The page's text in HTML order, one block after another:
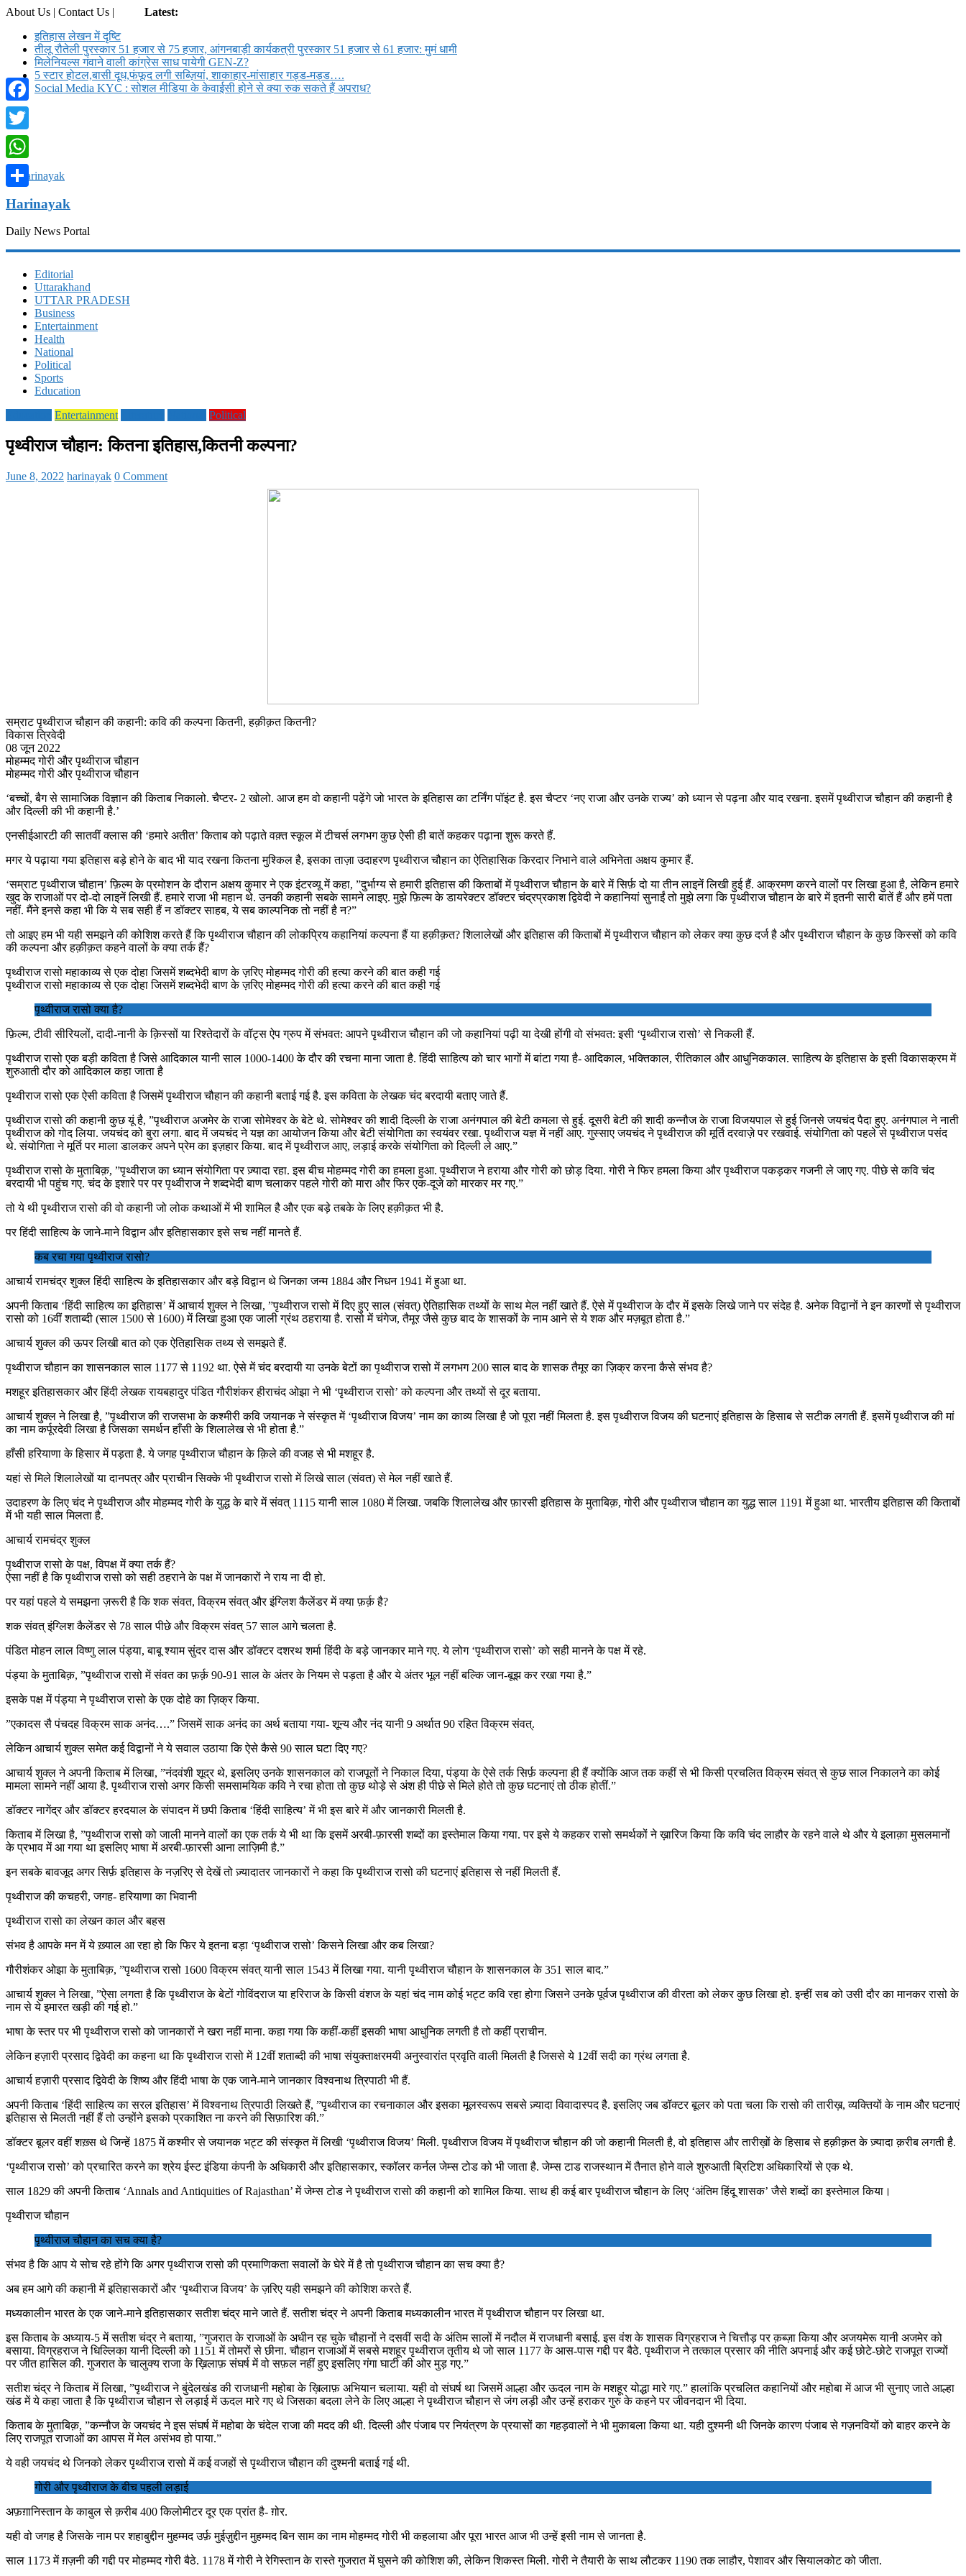
About Us | Contact Us |
Latest:
इतिहास लेखन में दृष्टि
तीलू रौतेली पुरस्कार 51 हजार से 75 हजार, आंगनबाड़ी कार्यकत्री पुरस्कार 51 हजार से 61 हजार: मुमं धामी
मिलेनियल्स गंवाने वाली कांग्रेस साध पायेगी GEN-Z?
5 स्टार होटल,बासी दूध,फंफूद लगी सब्ज़ियां, शाकाहार-मांसाहार गड्ड-मड्ड….
Social Media KYC : सोशल मीडिया के केवाईसी होने से क्या रुक सकते हैं अपराध?
Harinayak
Daily News Portal
Editorial
Uttarakhand
UTTAR PRADESH
Business
Entertainment
Health
National
Political
Sports
Education
Entertainment Political
पृथ्वीराज चौहान: कितना इतिहास,कितनी कल्पना?
June 8, 2022 harinayak 0 Comment
सम्राट पृथ्वीराज चौहान की कहानी: कवि की कल्पना कितनी, हक़ीक़त कितनी?
विकास त्रिवेदी
08 जून 2022
मोहम्मद गोरी और पृथ्वीराज चौहान
मोहम्मद गोरी और पृथ्वीराज चौहान
‘बच्चों, बैग से सामाजिक विज्ञान की किताब निकालो. चैप्टर- 2 खोलो. आज हम वो कहानी पढ़ेंगे जो भारत के इतिहास का टर्निंग पॉइंट है. इस चैप्टर ‘नए राजा और उनके राज्य’ को ध्यान से पढ़ना और याद रखना. इसमें पृथ्वीराज चौहान की कहानी है
और दिल्ली की भी कहानी है.’
एनसीईआरटी की सातवीं क्लास की ‘हमारे अतीत’ किताब को पढ़ाते वक़्त स्कूल में टीचर्स लगभग कुछ ऐसी ही बातें कहकर पढ़ाना शुरू करते हैं.
मगर ये पढ़ाया गया इतिहास बड़े होने के बाद भी याद रखना कितना मुश्किल है, इसका ताज़ा उदाहरण पृथ्वीराज चौहान का ऐतिहासिक किरदार निभाने वाले अभिनेता अक्षय कुमार हैं.
‘सम्राट पृथ्वीराज चौहान’ फ़िल्म के प्रमोशन के दौरान अक्षय कुमार ने एक इंटरव्यू में कहा, ”दुर्भाग्य से हमारी इतिहास की किताबों में पृथ्वीराज चौहान के बारे में सिर्फ़ दो या तीन लाइनें लिखी हुई हैं. आक्रमण करने वालों पर लिखा हुआ है, लेकिन हमारे
खुद के राजाओं पर दो-दो लाइनें लिखी हैं. हमारे राजा भी महान थे. उनकी कहानी सबके सामने लाइए. मुझे फ़िल्म के डायरेक्टर डॉक्टर चंद्रप्रकाश द्विवेदी ने कहानियां सुनाईं तो मुझे लगा कि पृथ्वीराज चौहान के बारे में इतनी सारी बातें हैं और हमें पता
नहीं. मैंने इनसे कहा भी कि ये सब सही हैं न डॉक्टर साहब, ये सब काल्पनिक तो नहीं है न?”
तो आइए हम भी यही समझने की कोशिश करते हैं कि पृथ्वीराज चौहान की लोकप्रिय कहानियां कल्पना हैं या हक़ीक़त? शिलालेखों और इतिहास की किताबों में पृथ्वीराज चौहान को लेकर क्या कुछ दर्ज है और पृथ्वीराज चौहान के कुछ किस्सों को कवि
की कल्पना और हक़ीक़त कहने वालों के क्या तर्क हैं?
पृथ्वीराज रासो महाकाव्य से एक दोहा जिसमें शब्दभेदी बाण के ज़रिए मोहम्मद गोरी की हत्या करने की बात कही गई
पृथ्वीराज रासो महाकाव्य से एक दोहा जिसमें शब्दभेदी बाण के ज़रिए मोहम्मद गोरी की हत्या करने की बात कही गई
पृथ्वीराज रासो क्या है?
फ़िल्म, टीवी सीरियलों, दादी-नानी के क़िस्सों या रिश्तेदारों के वॉट्स ऐप ग्रुप में संभवत: आपने पृथ्वीराज चौहान की जो कहानियां पढ़ी या देखी होंगी वो संभवत: इसी ‘पृथ्वीराज रासो’ से निकली हैं.
पृथ्वीराज रासो एक बड़ी कविता है जिसे आदिकाल यानी साल 1000-1400 के दौर की रचना माना जाता है. हिंदी साहित्य को चार भागों में बांटा गया है- आदिकाल, भक्तिकाल, रीतिकाल और आधुनिककाल. साहित्य के इतिहास के इसी विकासक्रम में
शुरुआती दौर को आदिकाल कहा जाता है
पृथ्वीराज रासो एक ऐसी कविता है जिसमें पृथ्वीराज चौहान की कहानी बताई गई है. इस कविता के लेखक चंद बरदायी बताए जाते हैं.
पृथ्वीराज रासो की कहानी कुछ यूं है, ”पृथ्वीराज अजमेर के राजा सोमेश्वर के बेटे थे. सोमेश्वर की शादी दिल्ली के राजा अनंगपाल की बेटी कमला से हुई. दूसरी बेटी की शादी कन्नौज के राजा विजयपाल से हुई जिनसे जयचंद पैदा हुए. अनंगपाल ने नाती
पृथ्वीराज को गोद लिया. जयचंद को बुरा लगा. बाद में जयचंद ने यज्ञ का आयोजन किया और बेटी संयोगिता का स्वयंवर रखा. पृथ्वीराज यज्ञ में नहीं आए. गुस्साए जयचंद ने पृथ्वीराज की मूर्ति दरवाज़े पर रखवाई. संयोगिता को पहले से पृथ्वीराज पसंद
थे. संयोगिता ने मूर्ति पर माला डालकर अपने प्रेम का इज़हार किया. बाद में पृथ्वीराज आए, लड़ाई करके संयोगिता को दिल्ली ले आए.”
पृथ्वीराज रासो के मुताबिक़, ”पृथ्वीराज का ध्यान संयोगिता पर ज़्यादा रहा. इस बीच मोहम्मद गोरी का हमला हुआ. पृथ्वीराज ने हराया और गोरी को छोड़ दिया. गोरी ने फिर हमला किया और पृथ्वीराज पकड़कर गजनी ले जाए गए. पीछे से कवि चंद
बरदायी भी पहुंच गए. चंद के इशारे पर पर पृथ्वीराज ने शब्दभेदी बाण चलाकर पहले गोरी को मारा और फिर एक-दूजे को मारकर मर गए.”
तो ये थी पृथ्वीराज रासो की वो कहानी जो लोक कथाओं में भी शामिल है और एक बड़े तबके के लिए हक़ीक़त भी है.
पर हिंदी साहित्य के जाने-माने विद्वान और इतिहासकार इसे सच नहीं मानते हैं.
कब रचा गया पृथ्वीराज रासो?
आचार्य रामचंद्र शुक्ल हिंदी साहित्य के इतिहासकार और बड़े विद्वान थे जिनका जन्म 1884 और निधन 1941 में हुआ था.
अपनी किताब ‘हिंदी साहित्य का इतिहास’ में आचार्य शुक्ल ने लिखा, ”पृथ्वीराज रासो में दिए हुए साल (संवत्) ऐतिहासिक तथ्यों के साथ मेल नहीं खाते हैं. ऐसे में पृथ्वीराज के दौर में इसके लिखे जाने पर संदेह है. अनेक विद्वानों ने इन कारणों से पृथ्वीराज
रासो को 16वीं शताब्दी (साल 1500 से 1600) में लिखा हुआ एक जाली ग्रंथ ठहराया है. रासो में चंगेज, तैमूर जैसे कुछ बाद के शासकों के नाम आने से ये शक और मज़बूत होता है.”
आचार्य शुक्ल की ऊपर लिखी बात को एक ऐतिहासिक तथ्य से समझते हैं.
पृथ्वीराज चौहान का शासनकाल साल 1177 से 1192 था. ऐसे में चंद बरदायी या उनके बेटों का पृथ्वीराज रासो में लगभग 200 साल बाद के शासक तैमूर का ज़िक्र करना कैसे संभव है?
मशहूर इतिहासकार और हिंदी लेखक रायबहादुर पंडित गौरीशंकर हीराचंद ओझा ने भी ‘पृथ्वीराज रासो’ को कल्पना और तथ्यों से दूर बताया.
आचार्य शुक्ल ने लिखा है, ”पृथ्वीराज की राजसभा के कश्मीरी कवि जयानक ने संस्कृत में ‘पृथ्वीराज विजय’ नाम का काव्य लिखा है जो पूरा नहीं मिलता है. इस पृथ्वीराज विजय की घटनाएं इतिहास के हिसाब से सटीक लगती हैं. इसमें पृथ्वीराज की मां
का नाम कर्पूरदेवी लिखा है जिसका समर्थन हाँसी के शिलालेख से भी होता है.”
हाँसी हरियाणा के हिसार में पड़ता है. ये जगह पृथ्वीराज चौहान के क़िले की वजह से भी मशहूर है.
यहां से मिले शिलालेखों या दानपत्र और प्राचीन सिक्के भी पृथ्वीराज रासो में लिखे साल (संवत) से मेल नहीं खाते हैं.
उदाहरण के लिए चंद ने पृथ्वीराज और मोहम्मद गोरी के युद्ध के बारे में संवत् 1115 यानी साल 1080 में लिखा. जबकि शिलालेख और फ़ारसी इतिहास के मुताबिक़, गोरी और पृथ्वीराज चौहान का युद्ध साल 1191 में हुआ था. भारतीय इतिहास की किताबों
में भी यही साल मिलता है.
आचार्य रामचंद्र शुक्ल
पृथ्वीराज रासो के पक्ष, विपक्ष में क्या तर्क हैं?
ऐसा नहीं है कि पृथ्वीराज रासो को सही ठहराने के पक्ष में जानकारों ने राय ना दी हो.
पर यहां पहले ये समझना ज़रूरी है कि शक संवत, विक्रम संवत् और इंग्लिश कैलेंडर में क्या फ़र्क़ है?
शक संवत् इंग्लिश कैलेंडर से 78 साल पीछे और विक्रम संवत् 57 साल आगे चलता है.
पंडित मोहन लाल विष्णु लाल पंड्या, बाबू श्याम सुंदर दास और डॉक्टर दशरथ शर्मा हिंदी के बड़े जानकार माने गए. ये लोग ‘पृथ्वीराज रासो’ को सही मानने के पक्ष में रहे.
पंड्या के मुताबिक़, ”पृथ्वीराज रासो में संवत का फ़र्क़ 90-91 साल के अंतर के नियम से पड़ता है और ये अंतर भूल नहीं बल्कि जान-बूझ कर रखा गया है.”
इसके पक्ष में पंड्या ने पृथ्वीराज रासो के एक दोहे का ज़िक्र किया.
”एकादस सै पंचदह विक्रम साक अनंद….” जिसमें साक अनंद का अर्थ बताया गया- शून्य और नंद यानी 9 अर्थात 90 रहित विक्रम संवत्.
लेकिन आचार्य शुक्ल समेत कई विद्वानों ने ये सवाल उठाया कि ऐसे कैसे 90 साल घटा दिए गए?
आचार्य शुक्ल ने अपनी किताब में लिखा, ”नंदवंशी शूद्र थे, इसलिए उनके शासनकाल को राजपूतों ने निकाल दिया, पंड्या के ऐसे तर्क सिर्फ़ कल्पना ही हैं क्योंकि आज तक कहीं से भी किसी प्रचलित विक्रम संवत् से कुछ साल निकालने का कोई
मामला सामने नहीं आया है. पृथ्वीराज रासो अगर किसी समसामयिक कवि ने रचा होता तो कुछ थोड़े से अंश ही पीछे से मिले होते तो कुछ घटनाएं तो ठीक होतीं.”
डॉक्टर नागेंद्र और डॉक्टर हरदयाल के संपादन में छपी किताब ‘हिंदी साहित्य’ में भी इस बारे में और जानकारी मिलती है.
किताब में लिखा है, ”पृथ्वीराज रासो को जाली मानने वालों का एक तर्क ये भी था कि इसमें अरबी-फ़ारसी शब्दों का इस्तेमाल किया गया. पर इसे ये कहकर रासो समर्थकों ने ख़ारिज किया कि कवि चंद लाहौर के रहने वाले थे और ये इलाक़ा मुसलमानों
के प्रभाव में आ गया था इसलिए भाषा में अरबी-फ़ारसी आना लाज़िमी है.”
इन सबके बावजूद अगर सिर्फ़ इतिहास के नज़रिए से देखें तो ज़्यादातर जानकारों ने कहा कि पृथ्वीराज रासो की घटनाएं इतिहास से नहीं मिलती हैं.
पृथ्वीराज की कचहरी, जगह- हरियाणा का भिवानी
पृथ्वीराज रासो का लेखन काल और बहस
संभव है आपके मन में ये ख़्याल आ रहा हो कि फिर ये इतना बड़ा ‘पृथ्वीराज रासो’ किसने लिखा और कब लिखा?
गौरीशंकर ओझा के मुताबिक़, ”पृथ्वीराज रासो 1600 विक्रम संवत् यानी साल 1543 में लिखा गया. यानी पृथ्वीराज चौहान के शासनकाल के 351 साल बाद.”
आचार्य शुक्ल ने लिखा, ”ऐसा लगता है कि पृथ्वीराज के बेटों गोविंदराज या हरिराज के किसी वंशज के यहां चंद नाम कोई भट्ट कवि रहा होगा जिसने उनके पूर्वज पृथ्वीराज की वीरता को लेकर कुछ लिखा हो. इन्हीं सब को उसी दौर का मानकर रासो के
नाम से ये इमारत खड़ी की गई हो.”
भाषा के स्तर पर भी पृथ्वीराज रासो को जानकारों ने खरा नहीं माना. कहा गया कि कहीं-कहीं इसकी भाषा आधुनिक लगती है तो कहीं प्राचीन.
लेकिन हज़ारी प्रसाद द्विवेदी का कहना था कि पृथ्वीराज रासो में 12वीं शताब्दी की भाषा संयुक्ताक्षरमयी अनुस्वारांत प्रवृति वाली मिलती है जिससे ये 12वीं सदी का ग्रंथ लगता है.
आचार्य हज़ारी प्रसाद द्विवेदी के शिष्य और हिंदी भाषा के एक जाने-माने जानकार विश्वनाथ त्रिपाठी भी हैं.
अपनी किताब ‘हिंदी साहित्य का सरल इतिहास’ में विश्वनाथ त्रिपाठी लिखते हैं, ”पृथ्वीराज का रचनाकाल और इसका मूलस्वरूप सबसे ज़्यादा विवादास्पद है. इसलिए जब डॉक्टर बूलर को पता चला कि रासो की तारीख़, व्यक्तियों के नाम और घटनाएं
इतिहास से मिलती नहीं हैं तो उन्होंने इसको प्रकाशित ना करने की सिफ़ारिश की.”
डॉक्टर बूलर वहीं शख़्स थे जिन्हें 1875 में कश्मीर से जयानक भट्ट की संस्कृत में लिखी ‘पृथ्वीराज विजय’ मिली. पृथ्वीराज विजय में पृथ्वीराज चौहान की जो कहानी मिलती है, वो इतिहास और तारीख़ों के हिसाब से हक़ीक़त के ज़्यादा क़रीब लगती है.
‘पृथ्वीराज रासो’ को प्रचारित करने का श्रेय ईस्ट इंडिया कंपनी के अधिकारी और इतिहासकार, स्कॉलर कर्नल जेम्स टोड को भी जाता है. जेम्स टाड राजस्थान में तैनात होने वाले शुरुआती ब्रिटिश अधिकारियों से एक थे.
साल 1829 की अपनी किताब ‘Annals and Antiquities of Rajasthan’ में जेम्स टोड ने पृथ्वीराज रासो की कहानी को शामिल किया. साथ ही कई बार पृथ्वीराज चौहान के लिए ‘अंतिम हिंदू शासक’ जैसे शब्दों का इस्तेमाल किया।
पृथ्वीराज चौहान
पृथ्वीराज चौहान का सच क्या है?
संभव है कि आप ये सोच रहे होंगे कि अगर पृथ्वीराज रासो की प्रमाणिकता सवालों के घेरे में है तो पृथ्वीराज चौहान का सच क्या है?
अब हम आगे की कहानी में इतिहासकारों और ‘पृथ्वीराज विजय’ के ज़रिए यही समझने की कोशिश करते हैं.
मध्यकालीन भारत के एक जाने-माने इतिहासकार सतीश चंद्र माने जाते हैं. सतीश चंद्र ने अपनी किताब मध्यकालीन भारत में पृथ्वीराज चौहान पर लिखा था.
इस किताब के अध्याय-5 में सतीश चंद्र ने बताया, ”गुजरात के राजाओं के अधीन रह चुके चौहानों ने दसवीं सदी के अंतिम सालों में नदौल में राजधानी बसाई. इस वंश के शासक विग्रहराज ने चित्तौड़ पर क़ब्ज़ा किया और अजयमेरू यानी अजमेर को
बसाया. विग्रहराज ने धिल्लिका यानी दिल्ली को 1151 में तोमरों से छीना. चौहान राजाओं में सबसे मशहूर पृथ्वीराज तृतीय थे जो साल 1177 के आस-पास गद्दी पर बैठे. पृथ्वीराज ने तत्काल प्रसार की नीति अपनाई और कई छोटे-छोटे राजपूत राज्यों
पर जीत हासिल की. गुजरात के चालुक्य राजा के ख़िलाफ़ संघर्ष में वो सफ़ल नहीं हुए इसलिए गंगा घाटी की ओर मुड़ गए.”
सतीश चंद्र ने किताब में लिखा, ”पृथ्वीराज ने बुंदेलखंड की राजधानी महोबा के ख़िलाफ़ अभियान चलाया. यही वो संघर्ष था जिसमें आल्हा और ऊदल नाम के मशहूर योद्धा मारे गए.” हालांकि प्रचलित कहानियों और महोबा में आज भी सुनाए जाते आल्हा
खंड में ये कहा जाता है कि पृथ्वीराज चौहान से लड़ाई में ऊदल मारे गए थे जिसका बदला लेने के लिए आल्हा ने पृथ्वीराज चौहान से जंग लड़ी और उन्हें हराकर गुरु के कहने पर जीवनदान भी दिया.
किताब के मुताबिक़, ”कन्नौज के जयचंद ने इस संघर्ष में महोबा के चंदेल राजा की मदद की थी. दिल्ली और पंजाब पर नियंत्रण के प्रयासों का गहड़वालों ने भी मुकाबला किया था. यही दुश्मनी थी जिनके कारण पंजाब से गज़नवियों को बाहर करने के
लिए राजपूत राजाओं का आपस में मेल असंभव हो पाया.”
ये वही जयचंद थे जिनको लेकर पृथ्वीराज रासो में कई वजहों से पृथ्वीराज चौहान की दुश्मनी बताई गई थी.
गोरी और पृथ्वीराज के बीच पहली लड़ाई
अफ़ग़ानिस्तान के काबुल से क़रीब 400 किलोमीटर दूर एक प्रांत है- ग़ोर.
यही वो जगह है जिसके नाम पर शहाबुद्दीन मुहम्मद उर्फ़ मुईज़ुद्दीन मुहम्मद बिन साम का नाम मोहम्मद गोरी भी कहलाया और पूरा भारत आज भी उन्हें इसी नाम से जानता है.
साल 1173 में ग़ज़नी की गद्दी पर मोहम्मद गोरी बैठे. 1178 में गोरी ने रेगिस्तान के रास्ते गुजरात में घुसने की कोशिश की, लेकिन शिकस्त मिली. गोरी ने तैयारी के साथ लौटकर 1190 तक लाहौर, पेशावर और सियालकोट को जीता.
Facebook
Twitter
WhatsApp
Share